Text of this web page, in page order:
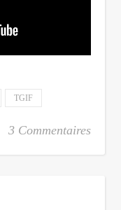
TGIF
3 Commentaires